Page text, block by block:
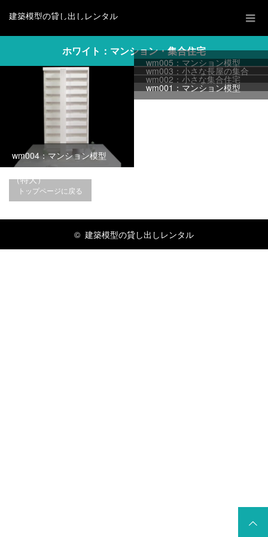
建築模型の貸し出しレンタル
ホワイト：マンション・集合住宅
wm004：マンション模型
（特大）
wm005：マンション模型
（裏面ビル風）
wm003：小さな長屋の集合
住宅
wm002：小さな集合住宅
wm001：マンション模型
トップページに戻る
© 建築模型の貸し出しレンタル